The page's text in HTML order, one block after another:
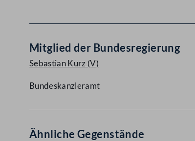
Mitglied der Bundesregierung
Sebastian Kurz (V)
Bundeskanzleramt
Ähnliche Gegenstände